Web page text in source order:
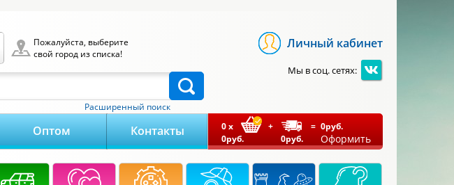
Пожалуйста, выберите
свой город из списка!
Расширенный поиск
Личный кабинет
Мы в соц. сетях:
Оптом Контакты 0x
0руб.
+
0руб.
= 0руб.
Оформить